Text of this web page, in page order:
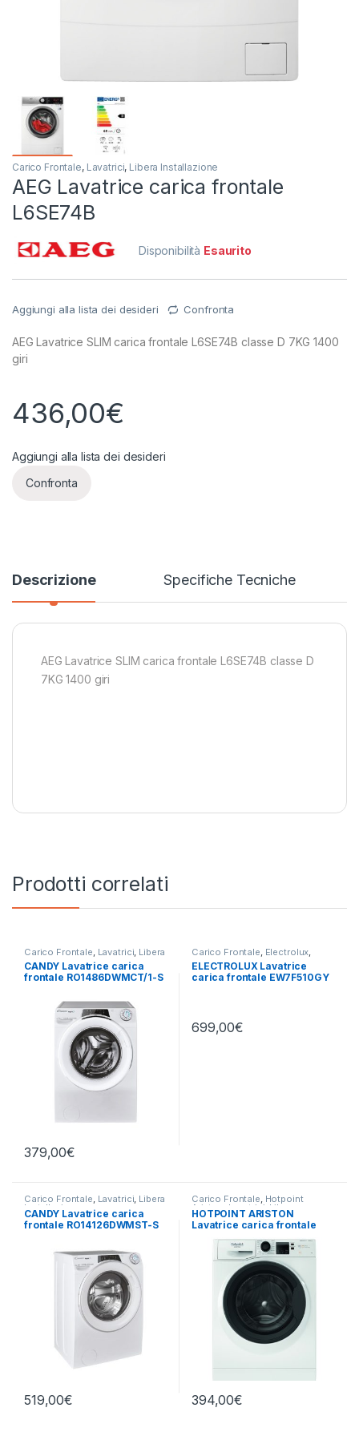
Carico Frontale, Lavatrici, Libera Installazione
AEG Lavatrice carica frontale
L6SE74B
Disponibilità Esaurito
Aggiungi alla lista dei desideri Confronta
AEG Lavatrice SLIM carica frontale L6SE74B classe D 7KG 1400
giri
436,00€
Aggiungi alla lista dei desideri
Confronta
Descrizione Specifiche Tecniche
AEG Lavatrice SLIM carica frontale L6SE74B classe D
7KG 1400 giri
Prodotti correlati
Carico Frontale Lavatrici Libera
Installazione
CANDY Lavatrice carica
frontale RO1486DWMCT/1-S
379,00€
Carico Frontale Electrolux
Lavatrici,Libera Installazione
ELECTROLUX Lavatrice
carica frontale EW7F510GY
699,00€
Carico Frontale, Lavatrici, Libera
Installazione
CANDY Lavatrice carica
frontale RO14126DWMST-S
519,00€
Carico Frontale, Hotpoint
Ariston, Lavatrici,Libera
Installazione
HOTPOINT ARISTON
Lavatrice carica frontale
NF86WK IT 8 KG 1400 GIRI
394,00€